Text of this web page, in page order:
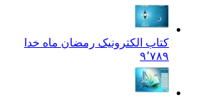
کتاب الکترونیک رمضان ماه خدا
۹٬۷۸۹